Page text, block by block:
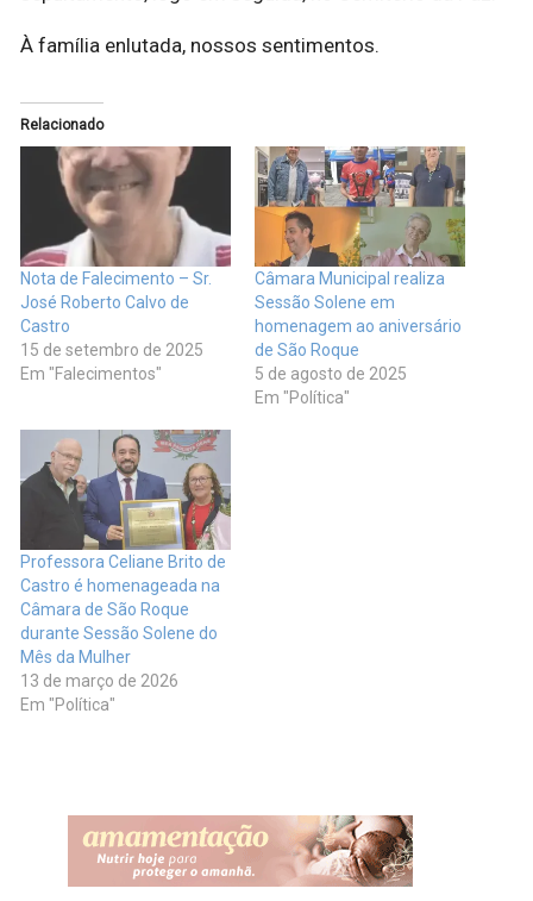
À família enlutada, nossos sentimentos.
Relacionado
Nota de Falecimento – Sr.
José Roberto Calvo de
Castro
15 de setembro de 2025
Em "Falecimentos"
Câmara Municipal realiza
Sessão Solene em
homenagem ao aniversário
de São Roque
5 de agosto de 2025
Em "Política"
Professora Celiane Brito de
Castro é homenageada na
Câmara de São Roque
durante Sessão Solene do
Mês da Mulher
13 de março de 2026
Em "Política"